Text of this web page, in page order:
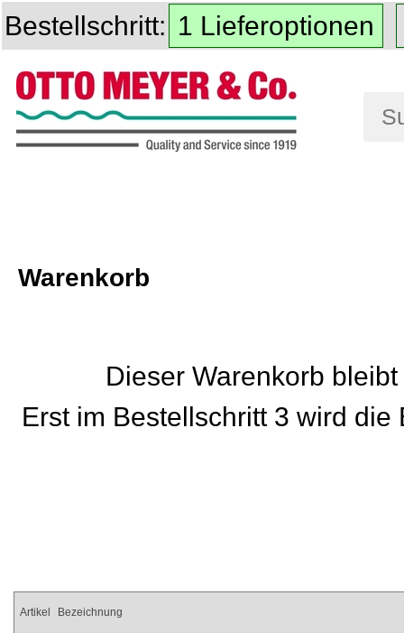
Warenkorb
Bestellschritt: 1 Lieferoptionen
Dieser Warenkorb
Erst im Bestellschritt 3 wird
Artikel Bezeichnung